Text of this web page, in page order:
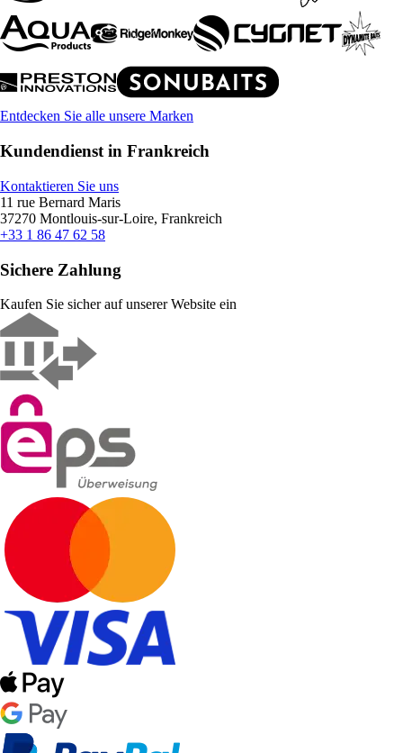
Entdecken Sie alle unsere Marken
Kundendienst in Frankreich
Kontaktieren Sie uns
11 rue Bernard Maris
37270 Montlouis-sur-Loire, Frankreich
+33 1 86 47 62 58
Sichere Zahlung
Kaufen Sie sicher auf unserer Website ein